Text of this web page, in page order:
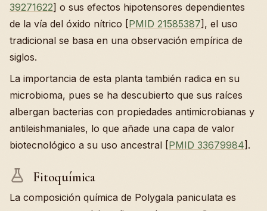
39271622] o sus efectos hipotensores dependientes
de la vía del óxido nítrico [PMID 21585387], el uso
tradicional se basa en una observación empírica de
siglos.
La importancia de esta planta también radica en su
microbioma, pues se ha descubierto que sus raíces
albergan bacterias con propiedades antimicrobianas y
antileishmaniales, lo que añade una capa de valor
biotecnológico a su uso ancestral [PMID 33679984].
Fitoquímica
La composición química de Polygala paniculata es